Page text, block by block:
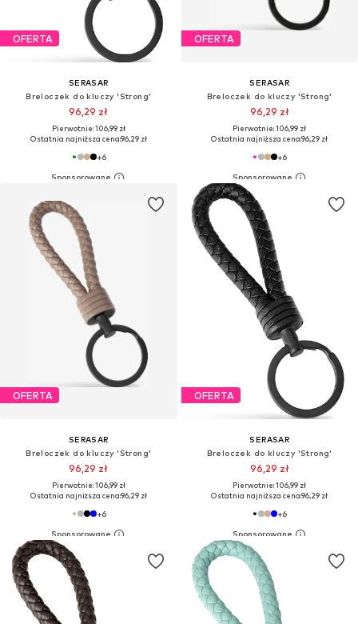
OFERTA
SERASAR
Breloczek do kluczy 'Strong'
96,29 zł
Pierwotnie: 106,99 zł
Ostatnia najniższa cena:96,29 zł
+6
OFERTA
SERASAR
Breloczek do kluczy 'Strong'
96,29 zł
Pierwotnie: 106,99 zł
Ostatnia najniższa cena:96,29 zł
+6
OFERTA
SERASAR
Breloczek do kluczy 'Strong'
96,29 zł
Pierwotnie: 106,99 zł
Ostatnia najniższa cena:96,29 zł
+6
OFERTA
SERASAR
Breloczek do kluczy 'Strong'
96,29 zł
Pierwotnie: 106,99 zł
Ostatnia najniższa cena:96,29 zł
+6